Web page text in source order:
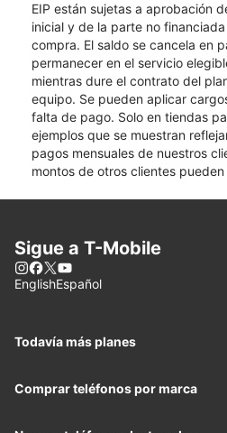
EIP están sujetas a aprobación
inicial y de la parte no
compra. El saldo se cancela en
permanecer en el servicio
mientras dure el contrato del
equipo. Se pueden aplicar
falta de pago. Solo en tiendas
ejemplos que se muestran
pagos mensuales de nuestros
montos de otros clientes pueden